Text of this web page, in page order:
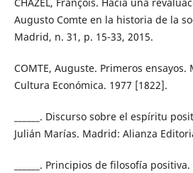
CHAZEL, François. Hacia una
Augusto Comte en la historia de la
Madrid, n. 31, p. 15-33, 2015.
COMTE, Auguste. Primeros ensayos.
Cultura Económica. 1977 [1822].
______. Discurso sobre el espíritu
Julián Marías. Madrid: Alianza
______. Principios de filosofía